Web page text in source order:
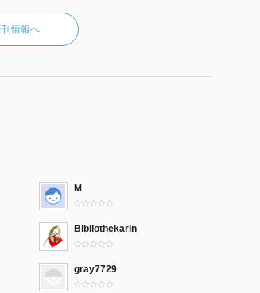
情報へ
M
Bibliothekarin
gray7729